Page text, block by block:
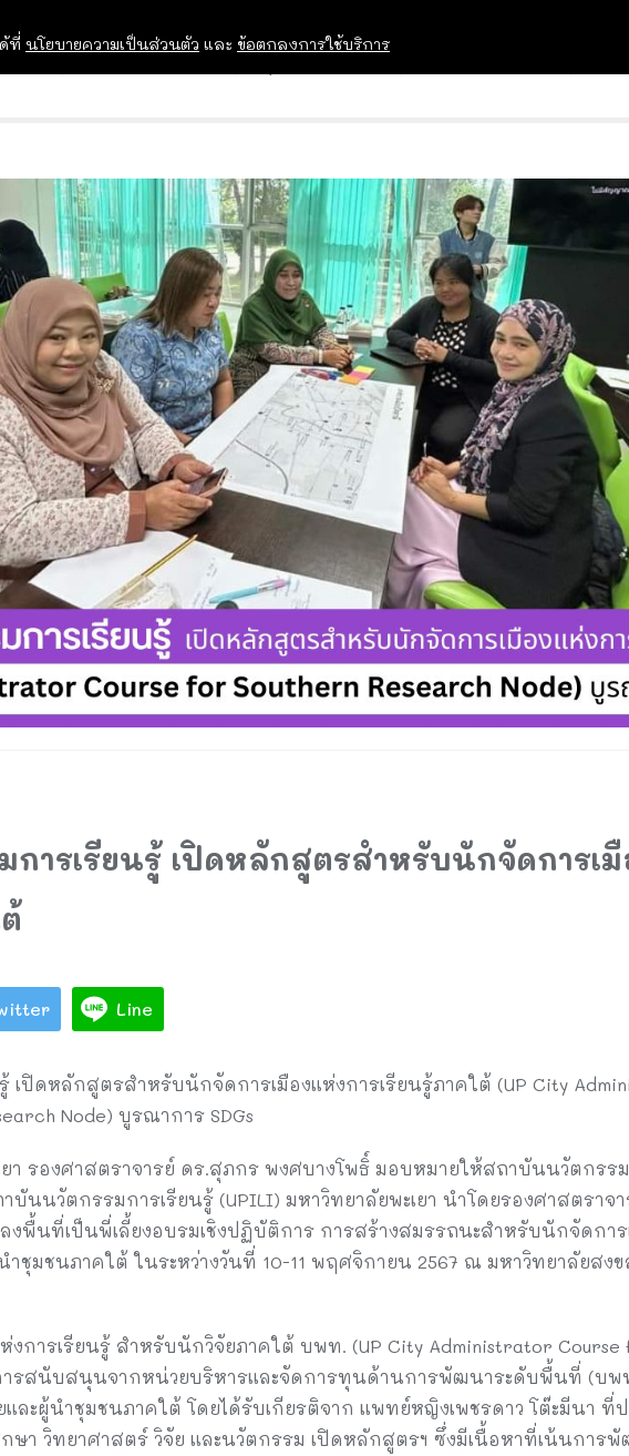
มการเรียนรู้ เปิดหลักสูตรสำหรับนักจัดการเ
Line
รู้ เปิดหลักสูตรสำหรับนักจัดการเมืองแห่งการเรียนรู้ภาคใต้ (UP City
Node) บูรณาการ SDGs
า รองศาสตราจารย์ ดร.สุภกร พงศบางโพธิ์ มอบหมายให้สถาบันนวัตกรร
าบันนวัตกรรมการเรียนรู้ (UPILI) มหาวิทยาลัยพะเยา นำโดยรองศาสตรา
พื้นที่เป็นพี่เลี้ยงอบรมเชิงปฏิบัติการ การสร้างสมรรถนะสำหรับนักจัดการ
ำชุมชนภาคใต้ ในระหว่างวันที่ 10-11 พฤศจิกายน 2567 ณ มหาวิทยาลัยสง
การเรียนรู้ สำหรับนักวิจัยภาคใต้ บพท. (UP City Administrator Course
ารสนับสนุนจากหน่วยบริหารและจัดการทุนด้านการพัฒนาระดับพื้นที่ (บพ
ละผู้นำชุมชนภาคใต้ โดยได้รับเกียรติจาก แพทย์หญิงเพชรดาว โต๊ะมีนา
ษา วิทยาศาสตร์ วิจัย และนวัตกรรม เปิดหลักสูตรฯ ซึ่งมีเนื้อหาที่เน้นการพั
ที่ นโยบายความเป็นส่วนตัว และ ข้อตกลงการใช้บริการ